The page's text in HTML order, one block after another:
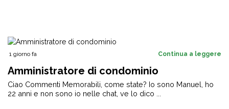
1 giorno fa Continua a leggere
Amministratore di condominio
Ciao Commenti Memorabili, come state? Io sono Manuel, ho
22 anni e non sono io nelle chat, ve lo dico ...